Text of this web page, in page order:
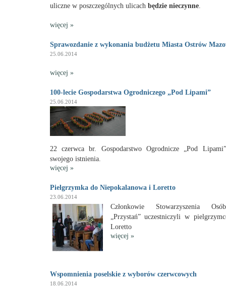
uliczne w poszczególnych ulicach będzie nieczynne.
więcej »
Sprawozdanie z wykonania budżetu Miasta Ostrów
25.06.2014
więcej »
100-lecie Gospodarstwa Ogrodniczego „Pod Lipami”
25.06.2014
22 czerwca br. Gospodarstwo Ogrodnicze „Pod
swojego istnienia.
więcej »
Pielgrzymka do Niepokalanowa i Loretto
23.06.2014
Członkowie Stowarzyszenia
„Przystań” uczestniczyli w
Loretto
więcej »
Wspomnienia poselskie z wyborów czerwcowych
18.06.2014